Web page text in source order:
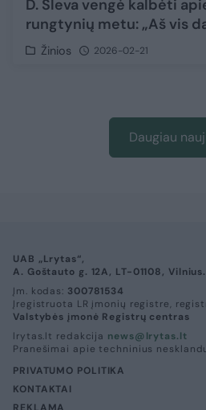
D. Sleva vengė kalbėti
rungtynių metu: „Aš vis
Žinios 2026-02-21
Daugiau
UAB „Lrytas“,
A. Goštauto g. 12A, LT-01108, Vilnius.
Įm. kodas: 300781534
Įregistruota LR įmonių registre,
Valstybės įmonė Registrų centras
lrytas.lt redakcija news@lrytas.lt
Pranešimai apie techninius
PRIVATUMO POLITIKA
KONTAKTAI